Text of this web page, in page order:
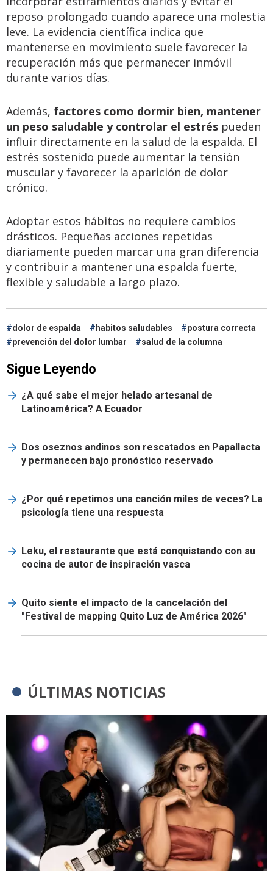
reposo prolongado cuando aparece una molestia
leve. La evidencia científica indica que
mantenerse en movimiento suele favorecer la
recuperación más que permanecer inmóvil
durante varios días.
Además, factores como dormir bien, mantener
un peso saludable y controlar el estrés pueden
influir directamente en la salud de la espalda. El
estrés sostenido puede aumentar la tensión
muscular y favorecer la aparición de dolor
crónico.
Adoptar estos hábitos no requiere cambios
drásticos. Pequeñas acciones repetidas
diariamente pueden marcar una gran diferencia
y contribuir a mantener una espalda fuerte,
flexible y saludable a largo plazo.
dolor de espalda habitos saludables
postura correcta
prevención del dolor lumbar
salud de la columna
Sigue Leyendo
¿A qué sabe el mejor helado artesanal de
Latinoamérica? A Ecuador
Dos oseznos andinos son rescatados en Papallacta
y permanecen bajo pronóstico reservado
¿Por qué repetimos una canción miles de veces? La
psicología tiene una respuesta
Leku, el restaurante que está conquistando con su
cocina de autor de inspiración vasca
Quito siente el impacto de la cancelación del
"Festival de mapping Quito Luz de América 2026"
ÚLTIMAS NOTICIAS